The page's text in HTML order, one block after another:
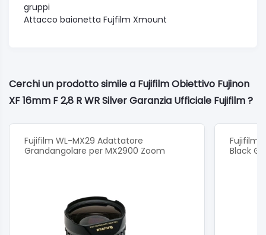
gruppi
Attacco baionetta Fujfilm Xmount
Cerchi un prodotto simile a Fujifilm Obiettivo Fujinon
XF 16mm F 2,8 R WR Silver Garanzia Ufficiale Fujifilm ?
Fujifilm WL-MX29 Adattatore
Grandangolare per MX2900 Zoom
Fujifilm
Black